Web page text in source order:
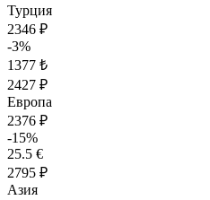
Турция
2346 ₽
-3%
1377 ₺
2427 ₽
Европа
2376 ₽
-15%
25.5 €
2795 ₽
Азия